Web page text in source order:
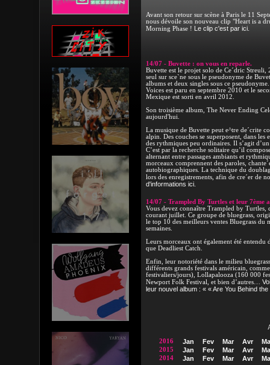
Avant son retour sur scène à Paris le 11
nous dévoile son nouveau clip "Heart is a
Morning Phase ! Le clip c'est par ici.
14/07 - Buvette : on vous en reparle.
Buvette est le projet solo de Ce´dric
seul sur sce`ne sous le pseudonyme de
albums et deux singles sous ce
Voices est paru en septembre 2010 et le
Mexique est sorti en avril 2012.
Son troisième album, The Never Ending
aujourd'hui.
La musique de Buvette peut e^tre de´crite
alpin. Des couches se superposent, dans les
des rythmiques peu ordinaires. Il s’agit
C’est par la recherche solitaire qu’il
alternant entre passages ambiants et
morceaux comprennent des paroles,
autobiographiques. La technique du
lors des enregistrements, afin de cre´er de
d'informations ici.
14/07 - Trampled By Turtles et leur 7ème
Vous devez connaître Trampled by Turtles,
courant juillet. Ce groupe de bluegrass,
le top 10 des meilleurs ventes Bluegrass du
semaines.
Leurs morceaux ont également été entendu
que Deadliest Catch.
Enfin, leur notoriété dans le milieu bluegrass
différents grands festivals américain,
festivaliers/jours), Lollapalooza (160 000
Newport Folk Festival, et bien d’autres…
leur nouvel album : « « Are You Behind
2016 Jan Fev Mar Avr
2015 Jan Fev Mar Avr
2014 Jan Fev Mar Avr